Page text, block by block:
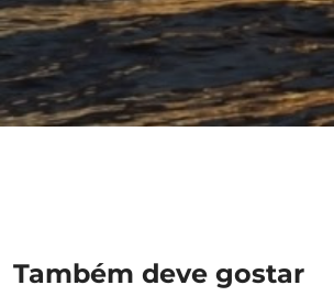
Também deve gostar